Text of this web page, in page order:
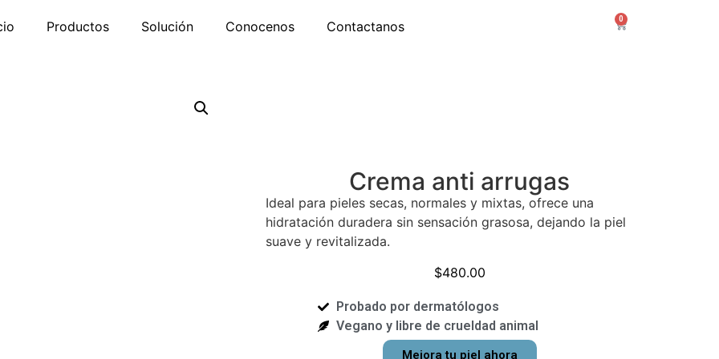
Productos Solución Conocenos Contactanos 0
Crema anti arrugas
Ideal para pieles secas, normales y mixtas, ofrece una
hidratación duradera sin sensación grasosa, dejando la piel
suave y revitalizada.
$480.00
Probado por dermatólogos
Vegano y libre de crueldad animal
Mejora tu piel ahora